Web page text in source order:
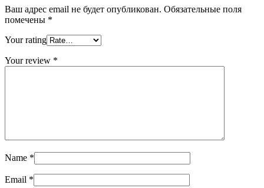
Ваш адрес email не будет опубликован. Обязательные поля
помечены *
Your rating
Your review *
Name *
Email *